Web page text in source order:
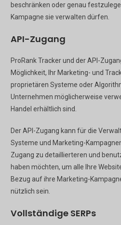
beschränken oder genau
Kampagne sie verwalten dürfen.
API-Zugang
ProRank Tracker und der API-
Möglichkeit, Ihr Marketing- und
proprietären Systeme oder
Unternehmen möglicherweise
Handel erhältlich sind.
Der API-Zugang kann für die
Systeme und Marketing-
Zugang zu detaillierteren und
haben möchten, um alle Ihre
Bezug auf ihre Marketing-
nützlich sein.
Vollständige SERPs